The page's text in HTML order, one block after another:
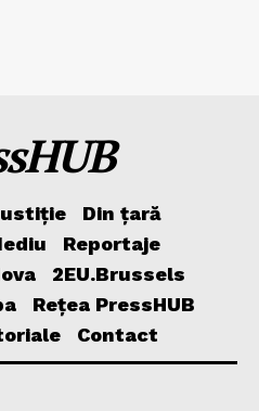
Din țară
Reportaje
2EU.Brussels
Rețea PressHUB
Contact